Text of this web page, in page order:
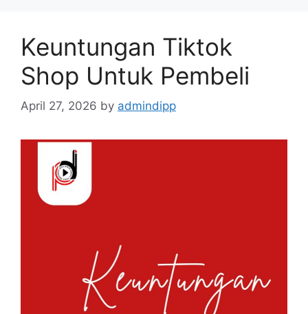
Keuntungan Tiktok
Shop Untuk Pembeli
April 27, 2026 by admindipp